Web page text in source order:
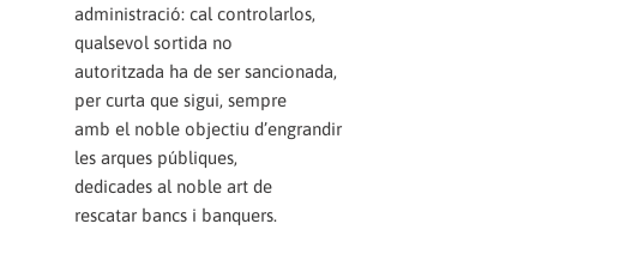
administració: cal controlarlos,
qualsevol sortida no
autoritzada ha de ser sancionada,
per curta que sigui, sempre
amb el noble objectiu d’engrandir
les arques públiques,
dedicades al noble art de
rescatar bancs i banquers.